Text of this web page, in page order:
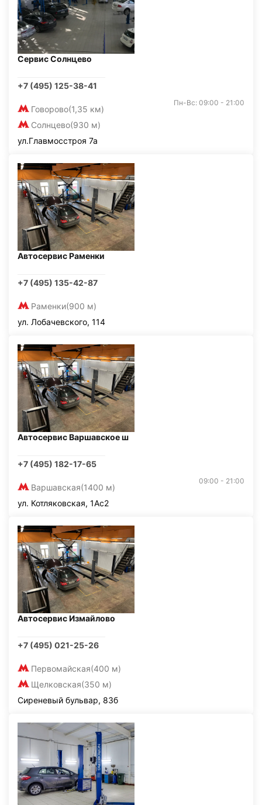
Сервис Солнцево
+7 (495) 125-38-41
Говорово(1,35 км)
Солнцево(930 м)
Пн-Вс: 09:00 - 21:00
ул.Главмосстроя 7а
Автосервис Раменки
+7 (495) 135-42-87
Раменки(900 м)
ул. Лобачевского, 114
Автосервис Варшавское ш
+7 (495) 182-17-65
Варшавская(1400 м)
09:00 - 21:00
ул. Котляковская, 1Ас2
Автосервис Измайлово
+7 (495) 021-25-26
Первомайская(400 м)
Щелковская(350 м)
Сиреневый бульвар, 83б